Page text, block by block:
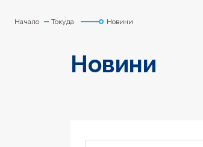
Начало Токуда Новини
Новини